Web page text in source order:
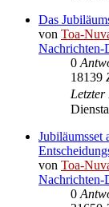
Das
von Toa-
Nachrichten-
0
18139
Jubiläumsset
von Toa-
Nachrichten-
0